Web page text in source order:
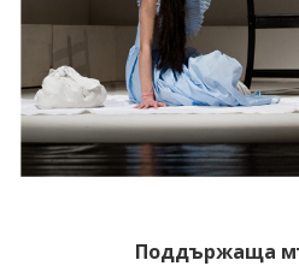
Поддържаща